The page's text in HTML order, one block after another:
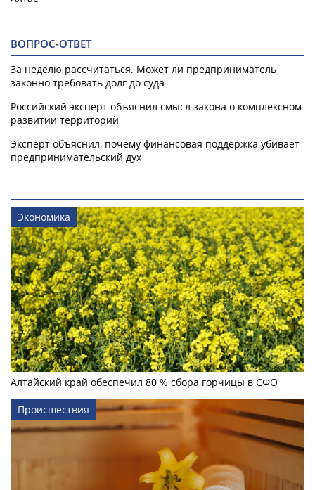
ВОПРОС-ОТВЕТ
За неделю рассчитаться. Может ли предприниматель
законно требовать долг до суда
Российский эксперт объяснил смысл закона о комплексном
развитии территорий
Эксперт объяснил, почему финансовая поддержка убивает
предпринимательский дух
Экономика
Алтайский край обеспечил 80 % сбора горчицы в СФО
Происшествия